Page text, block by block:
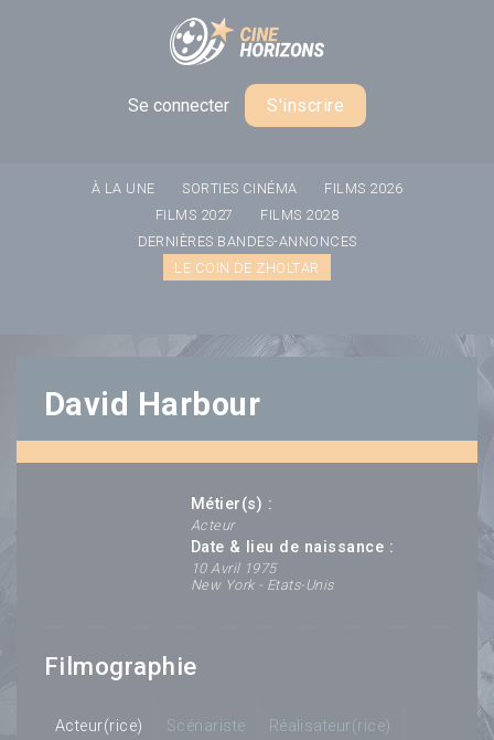
Se connecter S'inscrire
À LA UNE SORTIES CINÉMA
FILMS 2026
FILMS 2027
FILMS 2028
DERNIÈRES BANDES-ANNONCES
LE COIN DE ZHOLTAR
David Harbour
Métier(s) :
Acteur
Date & lieu de naissance :
10 Avril 1975
New York - Etats-Unis
Filmographie
Acteur(rice) Scénariste Réalisateur(rice)
Panneau de gestion des cookies